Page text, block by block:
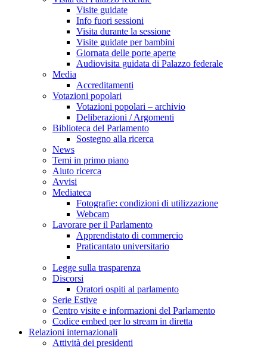
Visite guidate
Info fuori sessioni
Visita durante la sessione
Visite guidate per bambini
Giornata delle porte aperte
Audiovisita guidata di Palazzo federale
Media
Accreditamenti
Votazioni popolari
Votazioni popolari – archivio
Deliberazioni / Argomenti
Biblioteca del Parlamento
Sostegno alla ricerca
News
Temi in primo piano
Aiuto ricerca
Avvisi
Mediateca
Fotografie: condizioni di utilizzazione
Webcam
Lavorare per il Parlamento
Apprendistato di commercio
Praticantato universitario
Legge sulla trasparenza
Discorsi
Oratori ospiti al parlamento
Serie Estive
Centro visite e informazioni del Parlamento
Codice embed per lo stream in diretta
Relazioni internazionali
Attività dei presidenti